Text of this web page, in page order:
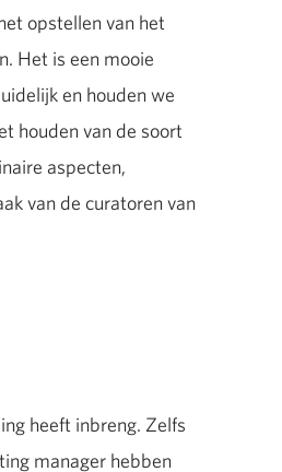
opstellen van het
Het is een mooie
en houden we
houden van de soort
aspecten,
van de curatoren van
heeft inbreng. Zelfs
manager hebben